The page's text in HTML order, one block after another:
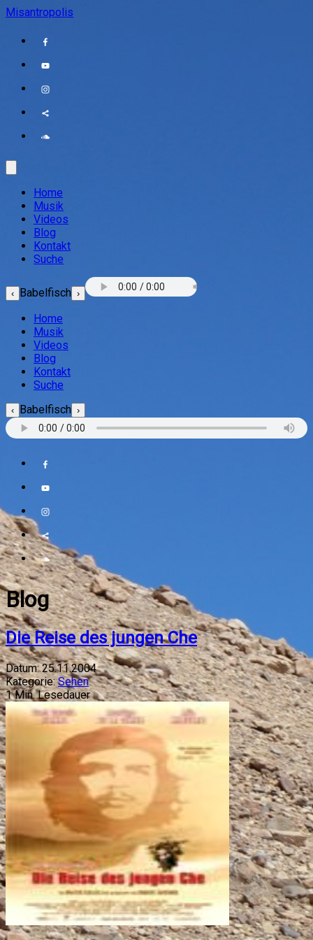
Misantropolis
Home
Musik
Videos
Blog
Kontakt
Suche
‹ Babelfisch ›
Home
Musik
Videos
Blog
Kontakt
Suche
‹ Babelfisch ›
Blog
Die Reise des jungen Che
Datum: 25.11.2004
Kategorie: Sehen
1Min. Lesedauer